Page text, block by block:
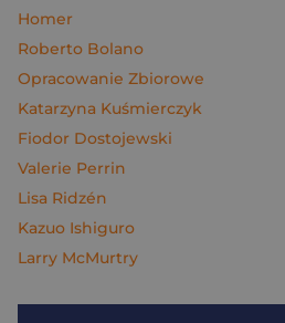
Homer
Roberto Bolano
Opracowanie Zbiorowe
Katarzyna Kuśmierczyk
Fiodor Dostojewski
Valerie Perrin
Lisa Ridzén
Kazuo Ishiguro
Larry McMurtry